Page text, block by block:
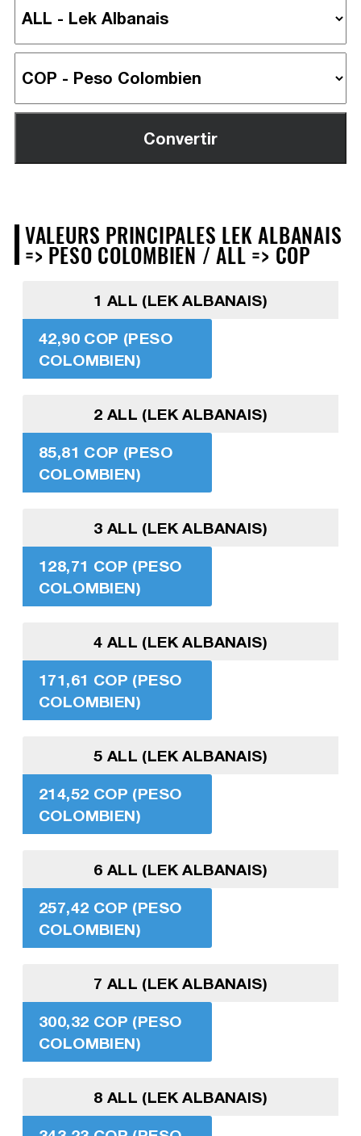
VALEURS PRINCIPALES LEK ALBANAIS
=> PESO COLOMBIEN / ALL => COP
1 ALL (LEK ALBANAIS)
42,90 COP (PESO
COLOMBIEN)
2 ALL (LEK ALBANAIS)
85,81 COP (PESO
COLOMBIEN)
3 ALL (LEK ALBANAIS)
128,71 COP (PESO
COLOMBIEN)
4 ALL (LEK ALBANAIS)
171,61 COP (PESO
COLOMBIEN)
5 ALL (LEK ALBANAIS)
214,52 COP (PESO
COLOMBIEN)
6 ALL (LEK ALBANAIS)
257,42 COP (PESO
COLOMBIEN)
7 ALL (LEK ALBANAIS)
300,32 COP (PESO
COLOMBIEN)
8 ALL (LEK ALBANAIS)